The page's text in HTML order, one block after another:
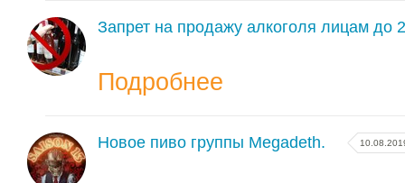
Запрет на продажу алкоголя лицам до
Подробнее
Новое пиво группы Megadeth.